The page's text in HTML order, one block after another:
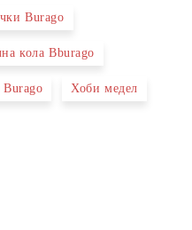
Burago
кола Bburago
Burago Хоби медел